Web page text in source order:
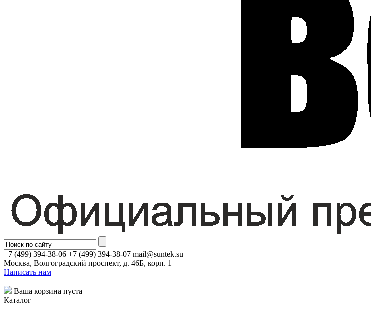
+7 (499) 394-38-06 +7 (499) 394-38-07 mail@suntek.su
Москва, Волгоградский проспект, д. 46Б, корп. 1
Написать нам
Ваша корзина пуста
Каталог